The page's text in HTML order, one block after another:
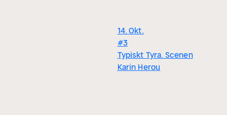
14. Okt.
#3
Typiskt Tyra. Scenen
Karin Herou